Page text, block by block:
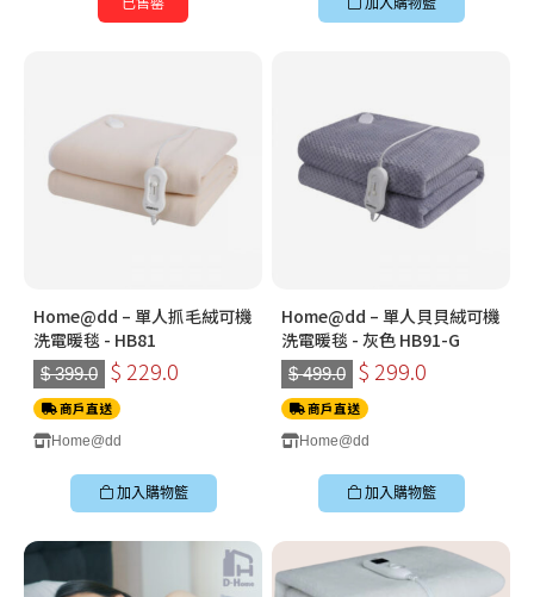
已售罄 加入購物籃
Home@dd – 單人抓毛絨可機
洗電暖毯 - HB81
$ 399.0 $ 229.0
商戶直送
Home@dd
加入購物籃
Home@dd – 單人貝貝絨可機
洗電暖毯 - 灰色 HB91-G
$ 499.0 $ 299.0
商戶直送
Home@dd
加入購物籃